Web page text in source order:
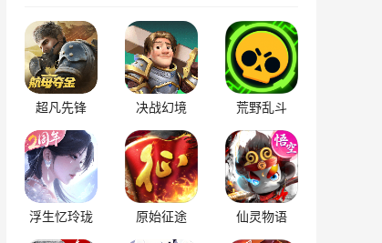
超凡先锋 决战幻境 荒野乱斗
浮生忆玲珑 原始征途 仙灵物语